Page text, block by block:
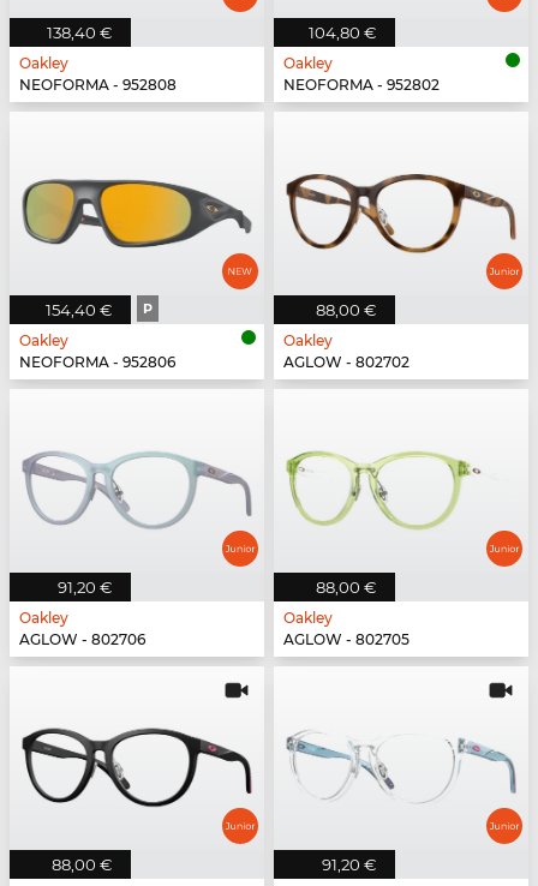
138,40 €
Oakley
NEOFORMA - 952808
104,80 €
Oakley
NEOFORMA - 952802
154,40 € P
Oakley
NEOFORMA - 952806
88,00 €
Oakley
AGLOW - 802702
91,20 €
Oakley
AGLOW - 802706
88,00 €
Oakley
AGLOW - 802705
88,00 € 91,20 €